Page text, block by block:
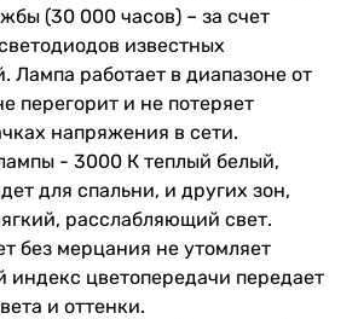
(30 000 часов) – за счет
известных
Лампа работает в диапазоне от
перегорит и не потеряет
напряжения в сети.
- 3000 К теплый белый,
для спальни, и других зон,
расслабляющий свет.
без мерцания не утомляет
индекс цветопередачи передает
и оттенки.